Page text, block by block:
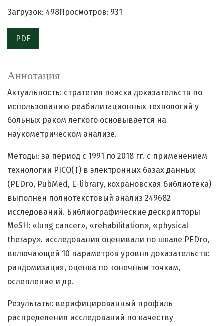
Загрузок: 498Просмотров: 931
PDF
Аннотация
Актуальность: стратегия поиска доказательств по
использованию реабилитационных технологий у
больных раком легкого основывается на
наукометрическом анализе.
Методы: за период с 1991 по 2018 гг. с применением
технологии PICO(T) в электронных базах данных
(PEDro, PubMed, E-library, кохрановская библиотека)
выполнен полнотекстовый анализ 249682
исследований. Библиографические дескрипторы
MeSH: «lung cancer», «rehabilitation», «physical
therapy». исследования оценивали по шкале PEDro,
включающей 10 параметров уровня доказательств:
рандомизация, оценка по конечным точкам,
ослепление и др.
Результаты: верифицированный профиль
распределения исследований по качеству